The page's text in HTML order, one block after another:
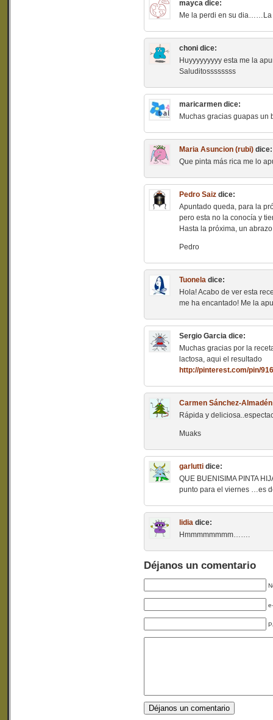
mayca dice:
Me la perdi en su dia……La
choni dice:
Huyyyyyyyyy esta me la
Saluditossssssss
maricarmen dice:
Muchas gracias guapas un
Maria Asuncion (rubi) dice:
Que pinta más rica me lo
Pedro Saiz dice:
Apuntado queda, para la
pero esta no la conocía y
Hasta la próxima, un
Pedro
Tuonela dice:
Hola! Acabo de ver esta
me ha encantado! Me la
Sergio Garcia dice:
Muchas gracias por la
lactosa, aqui el resultado
http://pinterest.com/pin/
Carmen Sánchez-Almadén
Rápida y
Muaks
garlutti dice:
QUE BUENISIMA PINTA
punto para el viernes …es
lidia dice:
Hmmmmmmmm…….
Déjanos un comentario